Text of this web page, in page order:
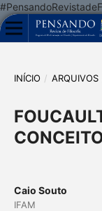
INÍCIO / ARQUIVOS
Caio Souto
IFAM